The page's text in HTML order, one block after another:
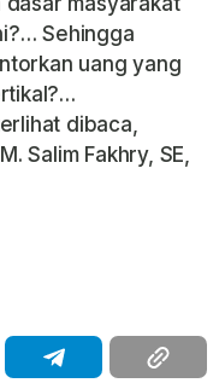
Sehingga
uang yang
dibaca,
Salim Fakhry, SE,